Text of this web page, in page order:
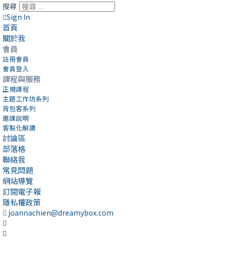
搜尋
Sign In
首頁
關於我
會員
註冊會員
會員登入
課程與服務
正規課程
主題工作坊系列
背包客系列
邀課說明
客製化解讀
討論區
部落格
聯絡我
常見問題
網站導覽
訂閱電子報
隱私權政策
joannachien@dreamybox.com